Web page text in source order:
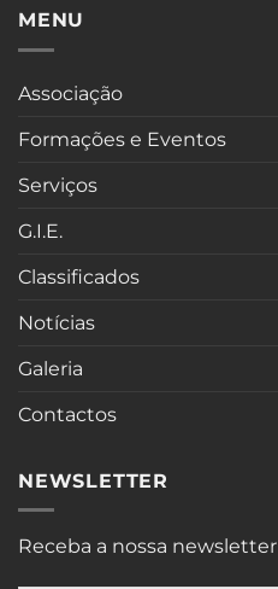
MENU
Associação
Formações e Eventos
Serviços
G.I.E.
Classificados
Notícias
Galeria
Contactos
NEWSLETTER
Receba a nossa newsletter